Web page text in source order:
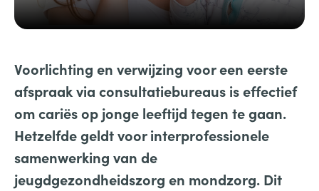
Voorlichting en verwijzing voor een eerste
afspraak via consultatiebureaus is effectief
om cariës op jonge leeftijd tegen te gaan.
Hetzelfde geldt voor interprofessionele
samenwerking van de
jeugdgezondheidszorg en mondzorg. Dit